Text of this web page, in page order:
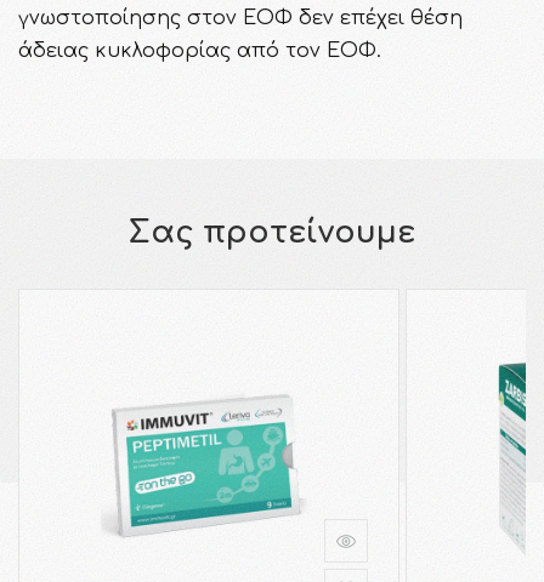
γνωστοποίησης στον ΕΟΦ δεν επέχει θέση
άδειας κυκλοφορίας από τον ΕΟΦ.
Σας προτείνουμε